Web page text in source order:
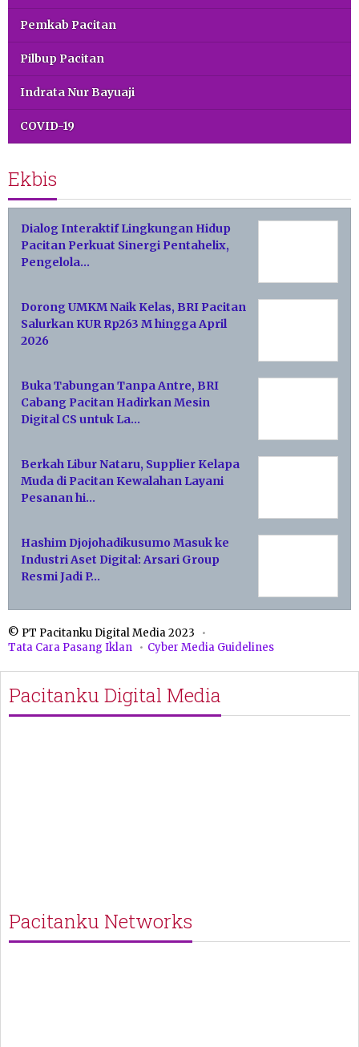
Pemkab Pacitan
Pilbup Pacitan
Indrata Nur Bayuaji
COVID-19
Ekbis
Dialog Interaktif Lingkungan Hidup
Pacitan Perkuat Sinergi Pentahelix,
Pengelola…
Dorong UMKM Naik Kelas, BRI Pacitan
Salurkan KUR Rp263 M hingga April
2026
Buka Tabungan Tanpa Antre, BRI
Cabang Pacitan Hadirkan Mesin
Digital CS untuk La…
Berkah Libur Nataru, Supplier Kelapa
Muda di Pacitan Kewalahan Layani
Pesanan hi…
Hashim Djojohadikusumo Masuk ke
Industri Aset Digital: Arsari Group
Resmi Jadi P…
© PT Pacitanku Digital Media 2023
Tata Cara Pasang Iklan
Cyber Media Guidelines
Pacitanku Digital Media
Pacitanku Networks